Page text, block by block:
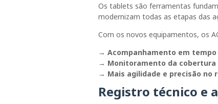
Os tablets são ferramentas
modernizam todas as etapas das
Com os novos equipamentos, os
→ Acompanhamento em
→ Monitoramento da
→ Mais agilidade e precisão no
Registro técnico e